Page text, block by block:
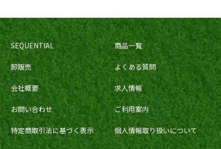
SEQUENTIAL 商品一覧
卸販売 よくある質問
会社概要 求人情報
お問い合わせ ご利用案内
特定商取引法に基づく表示 個人情報取り扱いについて